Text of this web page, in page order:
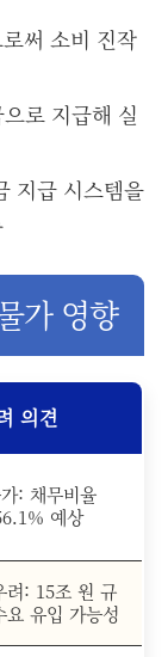
써 소비 진작
로 지급해 실
지급 시스템을
가 영향
의견
: 채무비율
예상
려: 15조 원 규
요 유입 가능성